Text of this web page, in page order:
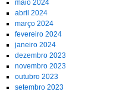
maio 2024
abril 2024
março 2024
fevereiro 2024
janeiro 2024
dezembro 2023
novembro 2023
outubro 2023
setembro 2023